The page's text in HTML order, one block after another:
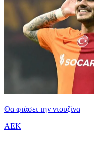
Θα φτάσει την ντουζίνα
ΑΕΚ
|